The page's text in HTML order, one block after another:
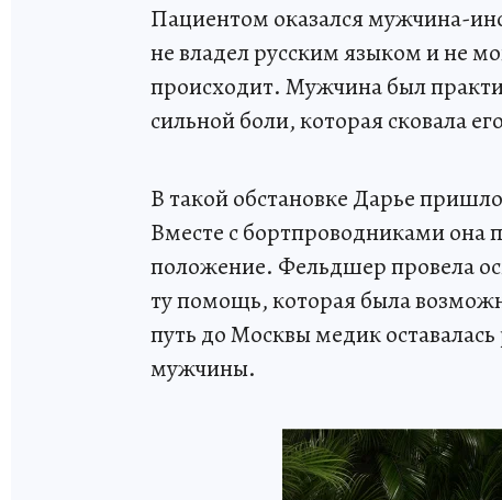
Пациентом оказался мужчина-
не владел русским языком и не
происходит. Мужчина был
сильной боли, которая сковала
В такой обстановке Дарье
Вместе с бортпроводниками она
положение. Фельдшер провела
ту помощь, которая была
путь до Москвы медик
мужчины.